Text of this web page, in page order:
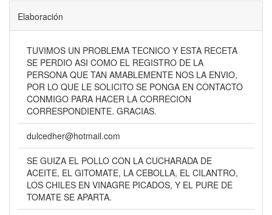
Elaboración
TUVIMOS UN PROBLEMA TECNICO Y ESTA RECETA
SE PERDIO ASI COMO EL REGISTRO DE LA
PERSONA QUE TAN AMABLEMENTE NOS LA ENVIO,
POR LO QUE LE SOLICITO SE PONGA EN CONTACTO
CONMIGO PARA HACER LA CORRECION
CORRESPONDIENTE. GRACIAS.
dulcedher@hotmail.com
SE GUIZA EL POLLO CON LA CUCHARADA DE
ACEITE, EL GITOMATE, LA CEBOLLA, EL CILANTRO,
LOS CHILES EN VINAGRE PICADOS, Y EL PURE DE
TOMATE SE APARTA.